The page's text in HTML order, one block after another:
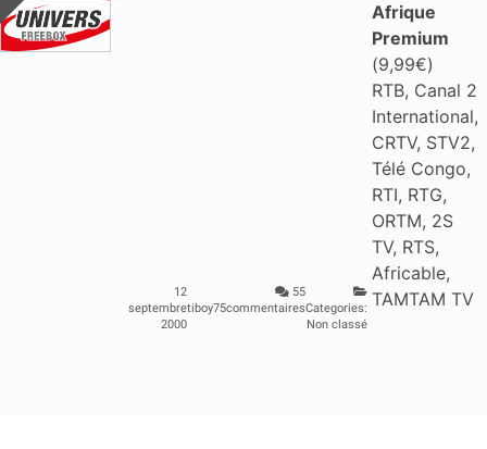
12
septembre
2000
tiboy75
55
commentairesCategories:
Non classé
Afrique
Premium
(9,99€)
RTB, Canal 2
International,
CRTV, STV2,
Télé Congo,
RTI, RTG,
ORTM, 2S
TV, RTS,
Africable,
TAMTAM TV